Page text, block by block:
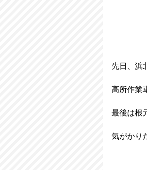
先日、浜
高所作業
最後は根
気がかり